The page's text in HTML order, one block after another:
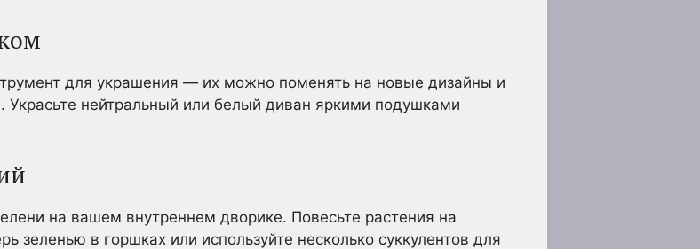
для украшения — их можно поменять на новые дизайны и
Украсьте нейтральный или белый диван яркими подушками
на вашем внутреннем дворике. Повесьте растения на
зеленью в горшках или используйте несколько суккулентов для